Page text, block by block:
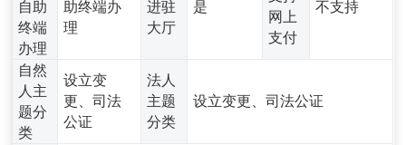
自助
终端
办理
助终端办
理
进驻
大厅
是
网上
支付
不支持
自然
人主
题分
类
设立变
更、司法
公证
法人
主题
分类
设立变更、司法公证